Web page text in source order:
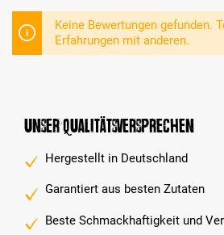
Keine Bewertungen gefunden.
Erfahrungen mit anderen.
Unser Qualitätsversprechen
Hergestellt in Deutschland
Garantiert aus besten Zutaten
Beste Schmackhaftigkeit und